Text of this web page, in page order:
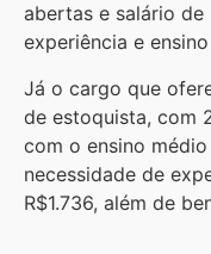
abertas e salário de
experiência e
Já o cargo que
de estoquista, com
com o ensino
necessidade de
R$1.736, além de